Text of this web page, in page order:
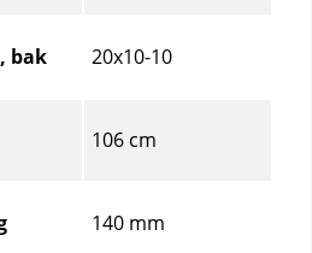
bak 20x10-10
106 cm
140 mm